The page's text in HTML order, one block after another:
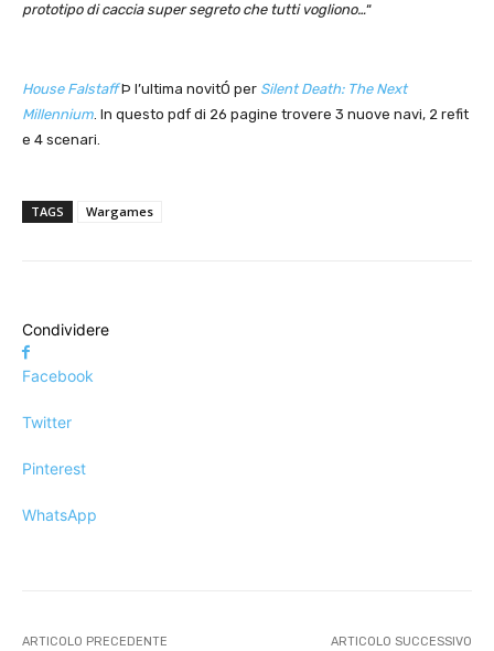
prototipo di caccia super segreto che tutti vogliono…“
House Falstaff Þ l’ultima novitÓ per Silent Death: The Next
Millennium. In questo pdf di 26 pagine trovere 3 nuove navi, 2 refit
e 4 scenari.
TAGS Wargames
Condividere
Facebook
Twitter
Pinterest
WhatsApp
ARTICOLO PRECEDENTE ARTICOLO SUCCESSIVO